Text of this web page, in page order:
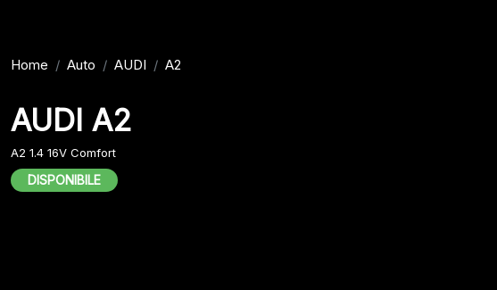
Home Auto AUDI A2
AUDI A2
A2 1.4 16V Comfort
DISPONIBILE